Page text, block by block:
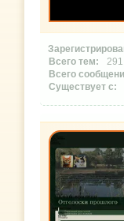
291